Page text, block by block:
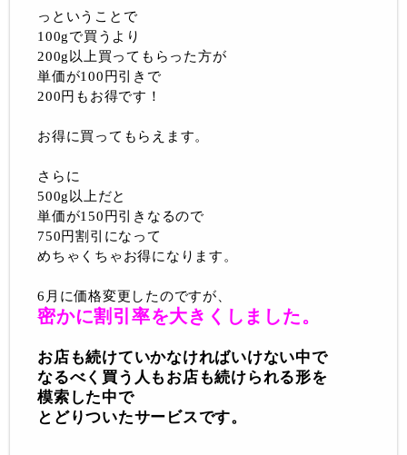
っということで
100gで買うより
200g以上買ってもらった方が
単価が100円引きで
200円もお得です！
お得に買ってもらえます。
さらに
500g以上だと
単価が150円引きなるので
750円割引になって
めちゃくちゃお得になります。
6月に価格変更したのですが、
密かに割引率を大きくしました。
お店も続けていかなければいけない中で
なるべく買う人もお店も続けられる形を
模索した中で
とどりついたサービスです。